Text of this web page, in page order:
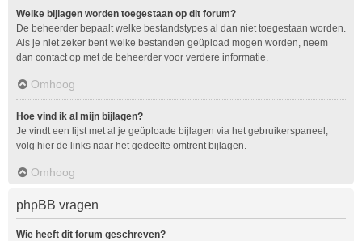
Welke bijlagen worden toegestaan op dit forum?
De beheerder bepaalt welke bestandstypes al dan niet toegestaan worden.
Als je niet zeker bent welke bestanden geüpload mogen worden, neem
dan contact op met de beheerder voor verdere informatie.
Omhoog
Hoe vind ik al mijn bijlagen?
Je vindt een lijst met al je geüploade bijlagen via het gebruikerspaneel,
volg hier de links naar het gedeelte omtrent bijlagen.
Omhoog
phpBB vragen
Wie heeft dit forum geschreven?